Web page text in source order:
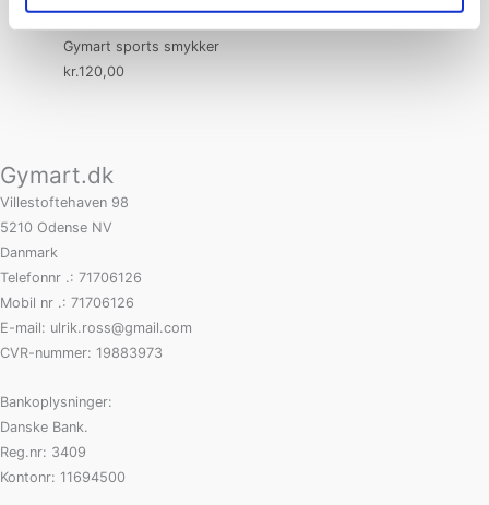
guld look
Gymart sports smykker
kr.120,00
Gymart.dk
Villestoftehaven 98
5210 Odense NV
Danmark
Telefonnr .: 71706126
Mobil nr .: 71706126
E-mail: ulrik.ross@gmail.com
CVR-nummer: 19883973
Bankoplysninger:
Danske Bank.
Reg.nr: 3409
Kontonr: 11694500